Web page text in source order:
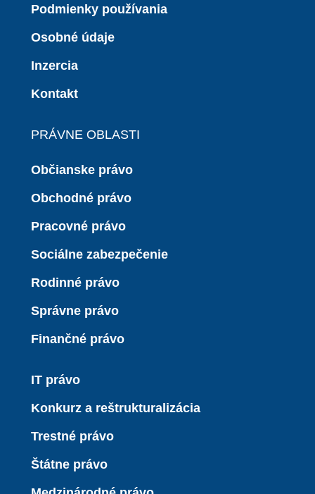
Podmienky používania
Osobné údaje
Inzercia
Kontakt
PRÁVNE OBLASTI
Občianske právo
Obchodné právo
Pracovné právo
Sociálne zabezpečenie
Rodinné právo
Správne právo
Finančné právo
IT právo
Konkurz a reštrukturalizácia
Trestné právo
Štátne právo